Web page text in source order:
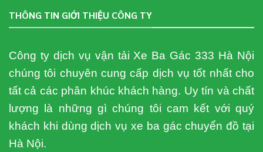
THÔNG TIN GIỚI THIỆU CÔNG TY
Công ty dịch vụ vận tải Xe Ba Gác 333 Hà Nội
chúng tôi chuyên cung cấp dịch vụ tốt nhất cho
tất cả các phân khúc khách hàng. Uy tín và chất
lượng là những gì chúng tôi cam kết với quý
khách khi dùng dịch vụ xe ba gác chuyển đồ tại
Hà Nội.